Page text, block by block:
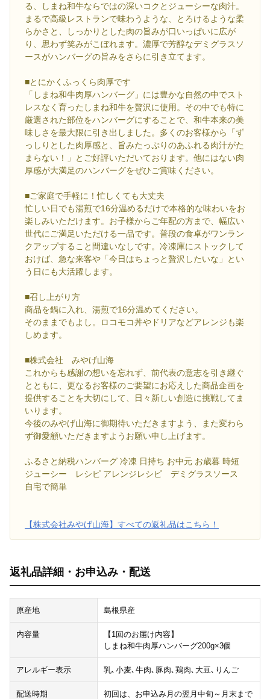
る、しまね和牛ならではの深いコクとジューシーな肉汁。
まるで高級レストランで味わうような、とろけるような柔
らかさと、しっかりとした肉の旨みが口いっぱいに広が
り、思わず笑みがこぼれます。濃厚で芳醇なデミグラスソ
ースがハンバーグの旨みをさらに引き立てます。
■とにかくふっくら肉厚です
「しまね和牛肉厚ハンバーグ」には豊かな自然の中でスト
レスなく育ったしまね和牛を贅沢に使用。その中でも特に
厳選された部位をハンバーグにすることで、和牛本来の美
味しさを最大限に引き出しました。多くのお客様から「ず
っしりとした肉厚感と、旨みたっぷりのあふれる肉汁がた
まらない！」とご好評いただいております。他にはない肉
厚感が大満足のハンバーグをぜひご賞味ください。
■ご家庭で手軽に！忙しくても大丈夫
忙しい日でも湯煎で16分温めるだけで本格的な味わいをお
楽しみいただけます。お子様からご年配の方まで、幅広い
世代にご満足いただける一品です。普段の食卓がワンラン
クアップすること間違いなしです。冷凍庫にストックして
おけば、急な来客や「今日はちょっと贅沢したいな」とい
う日にも大活躍します。
■召し上がり方
商品を鍋に入れ、湯煎で16分温めてください。
そのままでもよし。ロコモコ丼やドリアなどアレンジも楽
しめます。
■株式会社 みやげ山海
これからも感謝の想いを忘れず、前代表の意志を引き継ぐ
とともに、更なるお客様のご要望にお応えした商品企画を
提供することを大切にして、日々新しい創造に挑戦してま
いります。
今後のみやげ山海に御期待いただきますよう、また変わら
ず御愛顧いただきますようお願い申し上げます。
ふるさと納税ハンバーグ 冷凍 日持ち お中元 お歳暮 時短
ジューシー レシピ アレンジレシピ デミグラスソース
自宅で簡単
【株式会社みやげ山海】すべての返礼品はこちら！
返礼品詳細・お申込み・配送
原産地 島根県産
内容量
【1回のお届け内容】
しまね和牛肉厚ハンバーグ200g×3個
アレルギー表示 乳､小麦､牛肉､豚肉､鶏肉､大豆､りんご
配送時期 初回は、お申込み月の翌月中旬～月末まで